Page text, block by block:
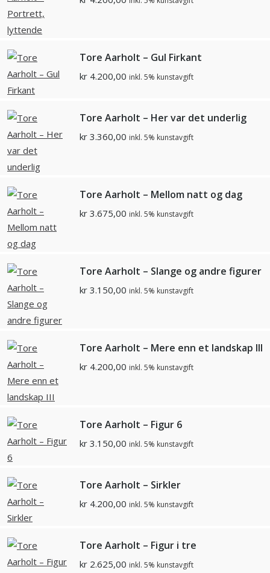
Tore Aarholt – Gul Firkant
kr 4.200,00 inkl. 5% kunstavgift
Tore Aarholt – Her var det underlig
kr 3.360,00 inkl. 5% kunstavgift
Tore Aarholt – Mellom natt og dag
kr 3.675,00 inkl. 5% kunstavgift
Tore Aarholt – Slange og andre figurer
kr 3.150,00 inkl. 5% kunstavgift
Tore Aarholt – Mere enn et landskap III
kr 4.200,00 inkl. 5% kunstavgift
Tore Aarholt – Figur 6
kr 3.150,00 inkl. 5% kunstavgift
Tore Aarholt – Sirkler
kr 4.200,00 inkl. 5% kunstavgift
Tore Aarholt – Figur i tre
kr 2.625,00 inkl. 5% kunstavgift